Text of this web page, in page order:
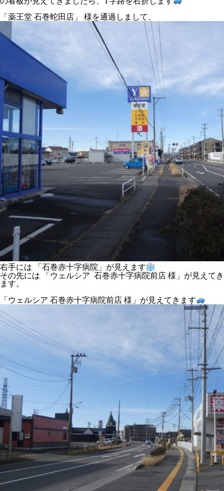
「薬王堂 石巻蛇田店」 様を通過しまして、
右手には 「石巻赤十字病院」が見えます
その先には 「ウェルシア 石巻赤十字病院前店 様」が見えてき
ます。
「ウェルシア 石巻赤十字病院前店 様」が見えてきます